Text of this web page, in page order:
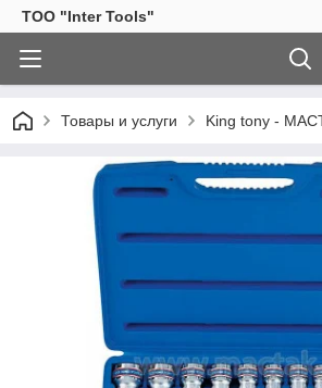
ТОО "Inter Tools"
Товары и услуги King tony -